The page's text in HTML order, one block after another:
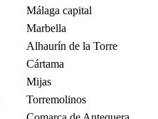
Málaga capital
Marbella
Alhaurín de la Torre
Cártama
Mijas
Torremolinos